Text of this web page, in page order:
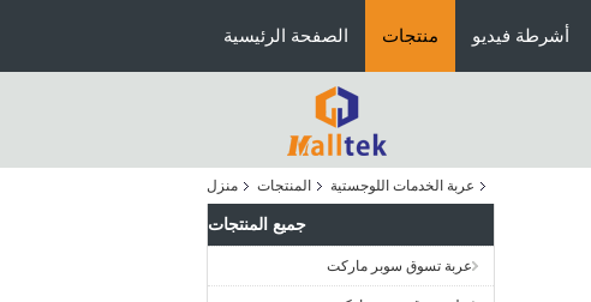
الصفحة الرئيسية منتجات أشرطة فيديو
منزل المنتجات عربة الخدمات اللوجستية
جميع المنتجات
عربة تسوق سوبر ماركت